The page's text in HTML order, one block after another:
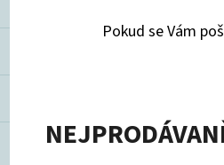
Pokud se Vám